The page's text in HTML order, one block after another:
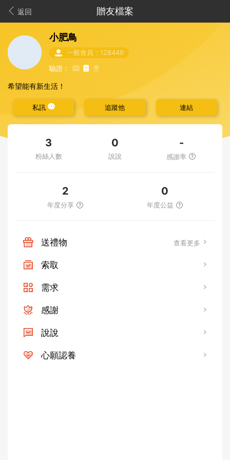
返回 贈友檔案
小肥鳥
一般會員：128449
驗證：
希望能有新生活！
私訊 追蹤他 連結
3
粉絲人數
0
說說
-
感謝率
2
年度分享
0
年度公益
送禮物 查看更多
索取
需求
感謝
說說
心願認養